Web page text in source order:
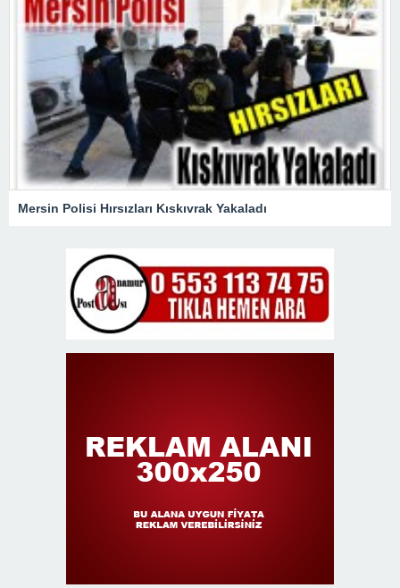
Mersin Polisi Hırsızları Kıskıvrak Yakaladı